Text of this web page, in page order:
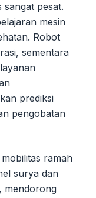
sangat pesat.
mesin
Robot
sementara
prediksi
pengobatan
ramah
surya dan
mendorong